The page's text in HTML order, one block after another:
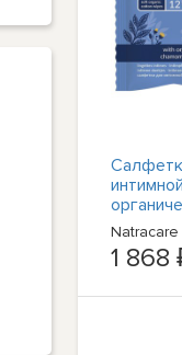
Natracare
Natracare
1 868